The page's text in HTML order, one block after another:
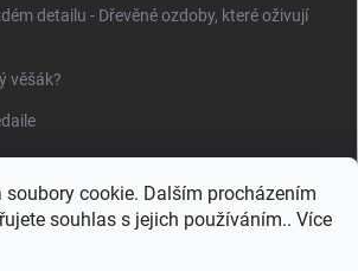
soubory cookie. Dalším procházením
souhlas s jejich používáním.. Více
detailu - Dřevěné ozdoby, které oživují
věšák?
PLATBY